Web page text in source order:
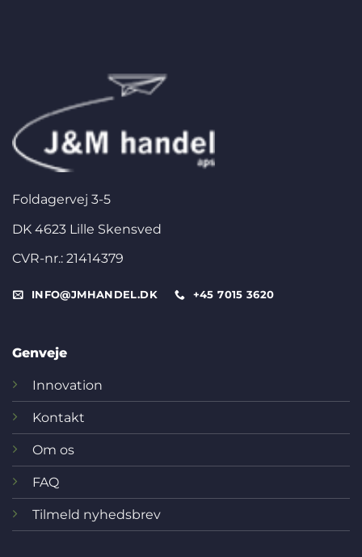
Foldagervej 3-5
DK 4623 Lille Skensved
CVR-nr.: 21414379
INFO@JMHANDEL.DK +45 7015 3620
Genveje
Innovation
Kontakt
Om os
FAQ
Tilmeld nyhedsbrev